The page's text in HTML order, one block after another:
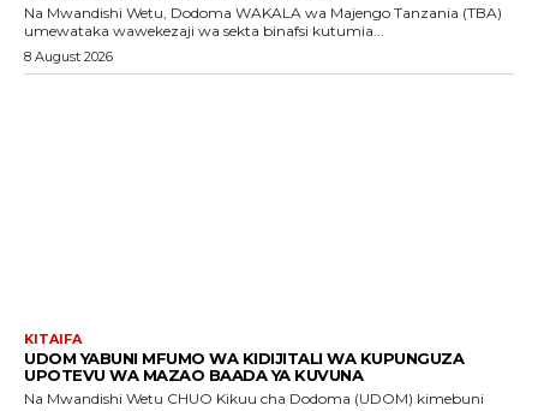
Na Mwandishi Wetu, Dodoma WAKALA wa Majengo Tanzania (TBA)
umewataka wawekezaji wa sekta binafsi kutumia...
8 August 2026
KITAIFA
UDOM YABUNI MFUMO WA KIDIJITALI WA KUPUNGUZA
UPOTEVU WA MAZAO BAADA YA KUVUNA
Na Mwandishi Wetu CHUO Kikuu cha Dodoma (UDOM) kimebuni